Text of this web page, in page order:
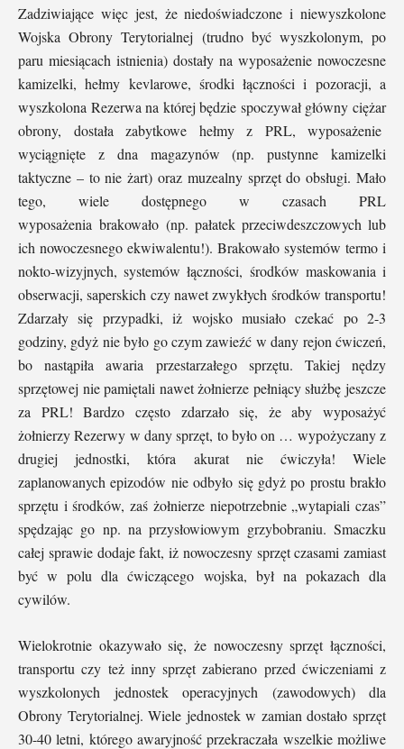
Zadziwiające więc jest, że niedoświadczone i niewyszkolone
Wojska Obrony Terytorialnej (trudno być wyszkolonym, po
paru miesiącach istnienia) dostały na wyposażenie nowoczesne
kamizelki, hełmy kevlarowe, środki łączności i pozoracji, a
wyszkolona Rezerwa na której będzie spoczywał główny ciężar
obrony, dostała zabytkowe hełmy z PRL, wyposażenie
wyciągnięte z dna magazynów (np. pustynne kamizelki
taktyczne – to nie żart) oraz muzealny sprzęt do obsługi. Mało
tego, wiele dostępnego w czasach PRL
wyposażenia brakowało (np. pałatek przeciwdeszczowych lub
ich nowoczesnego ekwiwalentu!). Brakowało systemów termo i
nokto-wizyjnych, systemów łączności, środków maskowania i
obserwacji, saperskich czy nawet zwykłych środków transportu!
Zdarzały się przypadki, iż wojsko musiało czekać po 2-3
godziny, gdyż nie było go czym zawieźć w dany rejon ćwiczeń,
bo nastąpiła awaria przestarzałego sprzętu. Takiej nędzy
sprzętowej nie pamiętali nawet żołnierze pełniący służbę jeszcze
za PRL! Bardzo często zdarzało się, że aby wyposażyć
żołnierzy Rezerwy w dany sprzęt, to było on … wypożyczany z
drugiej jednostki, która akurat nie ćwiczyła! Wiele
zaplanowanych epizodów nie odbyło się gdyż po prostu brakło
sprzętu i środków, zaś żołnierze niepotrzebnie „wytapiali czas”
spędzając go np. na przysłowiowym grzybobraniu. Smaczku
całej sprawie dodaje fakt, iż nowoczesny sprzęt czasami zamiast
być w polu dla ćwiczącego wojska, był na pokazach dla
cywilów.
Wielokrotnie okazywało się, że nowoczesny sprzęt łączności,
transportu czy też inny sprzęt zabierano przed ćwiczeniami z
wyszkolonych jednostek operacyjnych (zawodowych) dla
Obrony Terytorialnej. Wiele jednostek w zamian dostało sprzęt
30-40 letni, którego awaryjność przekraczała wszelkie możliwe